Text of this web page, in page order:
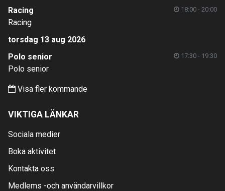
Racing
18:00 - 20:00
Racing
torsdag 13 aug 2026
Polo senior
17:30 - 19:30
Polo senior
Visa fler kommande
VIKTIGA LÄNKAR
Sociala medier
Boka aktivitet
Kontakta oss
Medlems -och användarvillkor